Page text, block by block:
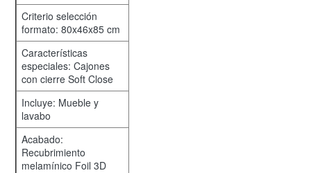
Criterio selección
formato: 80x46x85 cm
Características
especiales: Cajones
con cierre Soft Close
Incluye: Mueble y
lavabo
Acabado:
Recubrimiento
melamínico Foil 3D